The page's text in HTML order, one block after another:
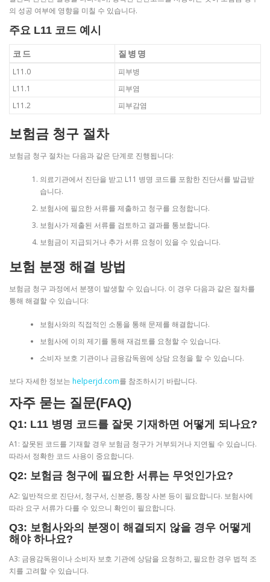
의 성공 여부에 영향을 미칠 수 있습니다.
주요 L11 코드 예시
코드 질병명
L11.0
피부병
L11.1
피부염
L11.2
피부감염
보험금 청구 절차
보험금 청구 절차는 다음과 같은 단계로 진행됩니다:
의료기관에서 진단을 받고 L11 병명 코드를 포함한 진단서를 발급받
습니다.
보험사에 필요한 서류를 제출하고 청구를 요청합니다.
보험사가 제출된 서류를 검토하고 결과를 통보합니다.
보험금이 지급되거나 추가 서류 요청이 있을 수 있습니다.
보험 분쟁 해결 방법
보험금 청구 과정에서 분쟁이 발생할 수 있습니다. 이 경우 다음과 같은 절차를
통해 해결할 수 있습니다:
보험사와의 직접적인 소통을 통해 문제를 해결합니다.
보험사에 이의 제기를 통해 재검토를 요청할 수 있습니다.
소비자 보호 기관이나 금융감독원에 상담 요청을 할 수 있습니다.
보다 자세한 정보는 helperjd.com를 참조하시기 바랍니다.
자주 묻는 질문(FAQ)
Q1: L11 병명 코드를 잘못 기재하면 어떻게 되나요?
A1: 잘못된 코드를 기재할 경우 보험금 청구가 거부되거나 지연될 수 있습니다.
따라서 정확한 코드 사용이 중요합니다.
Q2: 보험금 청구에 필요한 서류는 무엇인가요?
A2: 일반적으로 진단서, 청구서, 신분증, 통장 사본 등이 필요합니다. 보험사에
따라 요구 서류가 다를 수 있으니 확인이 필요합니다.
Q3: 보험사와의 분쟁이 해결되지 않을 경우 어떻게
해야 하나요?
A3: 금융감독원이나 소비자 보호 기관에 상담을 요청하고, 필요한 경우 법적 조
치를 고려할 수 있습니다.